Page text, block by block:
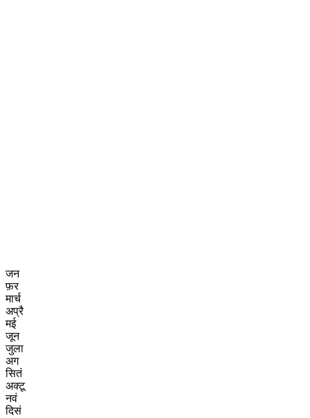
जन
फ़र
मार्च
अप्रै
मई
जून
जुला
अग
सितं
अक्टू
नवं
दिसं